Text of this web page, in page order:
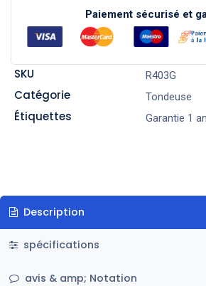
Paiement sécurisé et
SKU R403G
Catégorie Tondeuse
Étiquettes Garantie 1
Description
spécifications
avis & amp; Notation